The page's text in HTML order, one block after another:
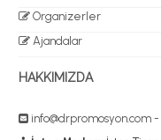
Organizerler
Ajandalar
HAKKIMIZDA
info@drpromosyon.com -